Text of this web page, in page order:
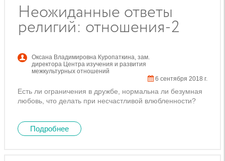
Неожиданные ответы
религий: отношения-2
Оксана Владимировна Куропаткина, зам.
директора Центра изучения и развития
межкультурных отношений
6 сентября 2018 г.
Есть ли ограничения в дружбе, нормальна ли безумная
любовь, что делать при несчастливой влюбленности?
Подробнее